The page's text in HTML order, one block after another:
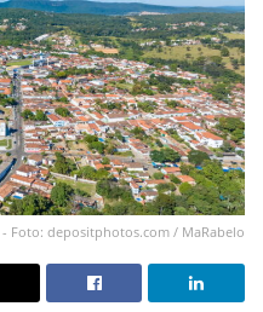
- Foto: depositphotos.com / MaRabelo